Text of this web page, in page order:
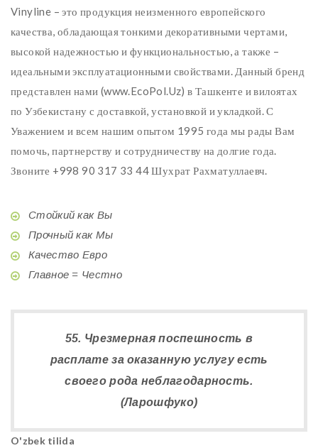
Vinyline – это продукция неизменного европейского
качества, обладающая тонкими декоративными чертами,
высокой надежностью и функциональностью, а также –
идеальными эксплуатационными свойствами. Данный бренд
представлен нами (www.EcoPol.Uz) в Ташкенте и вилоятах
по Узбекистану с доставкой, установкой и укладкой. С
Уважением и всем нашим опытом 1995 года мы рады Вам
помочь, партнерству и сотрудничеству на долгие года.
Звоните +998 90 317 33 44 Шухрат Рахматуллаевч.
Стойкий как Вы
Прочный как Мы
Качество Евро
Главное = Честно
55. Чрезмерная поспешность в
расплате за оказанную услугу есть
своего рода неблагодарность.
(Ларошфуко)
O'zbek tilida